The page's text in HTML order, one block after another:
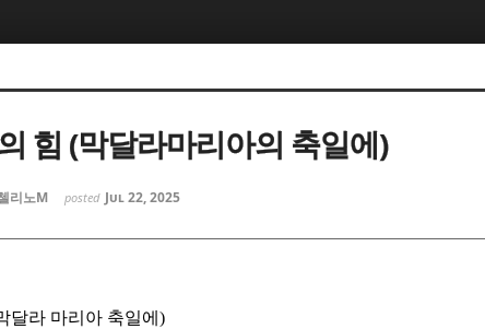
힘 (막달라마리아의 축일에)
리노M posted Jul 22, 2025
달라 마리아 축일에 )
스케치북5
스케치북5